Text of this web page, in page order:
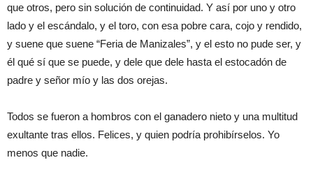
que otros, pero sin solución de continuidad. Y así por uno y otro
lado y el escándalo, y el toro, con esa pobre cara, cojo y rendido,
y suene que suene “Feria de Manizales”, y el esto no pude ser, y
él qué sí que se puede, y dele que dele hasta el estocadón de
padre y señor mío y las dos orejas.
Todos se fueron a hombros con el ganadero nieto y una multitud
exultante tras ellos. Felices, y quien podría prohibírselos. Yo
menos que nadie.